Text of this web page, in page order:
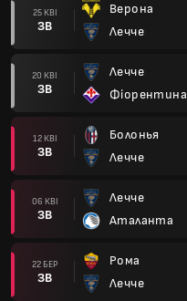
25 КВІ
ЗВ
Верона
Лечче
20 КВІ
ЗВ
Лечче
Фіорентина
12 КВІ
ЗВ
Болонья
Лечче
06 КВІ
ЗВ
Лечче
Аталанта
22 БЕР
ЗВ
Рома
Лечче